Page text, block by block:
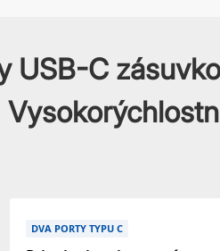
USB-C
DVA PORTY TYPU C